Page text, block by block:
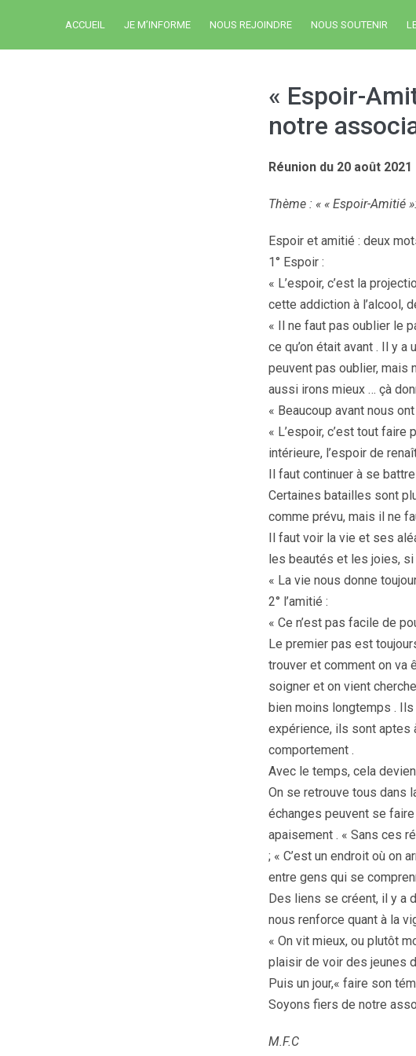
ACCUEIL JE M’INFORME NOUS REJOINDRE NOUS SOUTENIR
« Espoir-
notre
Réunion du 20 août 2021
Thème : « « Espoir-Amitié
Espoir et amitié : deux
1° Espoir :
« L’espoir, c’est la
cette addiction à l’alcool,
« Il ne faut pas oublier le
ce qu’on était avant . Il y
peuvent pas oublier, mais
aussi irons mieux … çà
« Beaucoup avant nous
« L’espoir, c’est tout
intérieure, l’espoir de
Il faut continuer à se
Certaines batailles sont
comme prévu, mais il ne
Il faut voir la vie et ses
les beautés et les joies,
« La vie nous donne
2° l’amitié :
« Ce n’est pas facile de
Le premier pas est
trouver et comment on va
soigner et on vient
bien moins longtemps .
expérience, ils sont aptes
comportement .
Avec le temps, cela
On se retrouve tous dans
échanges peuvent se
apaisement . « Sans ces
; « C’est un endroit où on
entre gens qui se
Des liens se créent, il y a
nous renforce quant à la
« On vit mieux, ou plutôt
plaisir de voir des jeunes
Puis un jour,« faire son
Soyons fiers de notre
M.F.C